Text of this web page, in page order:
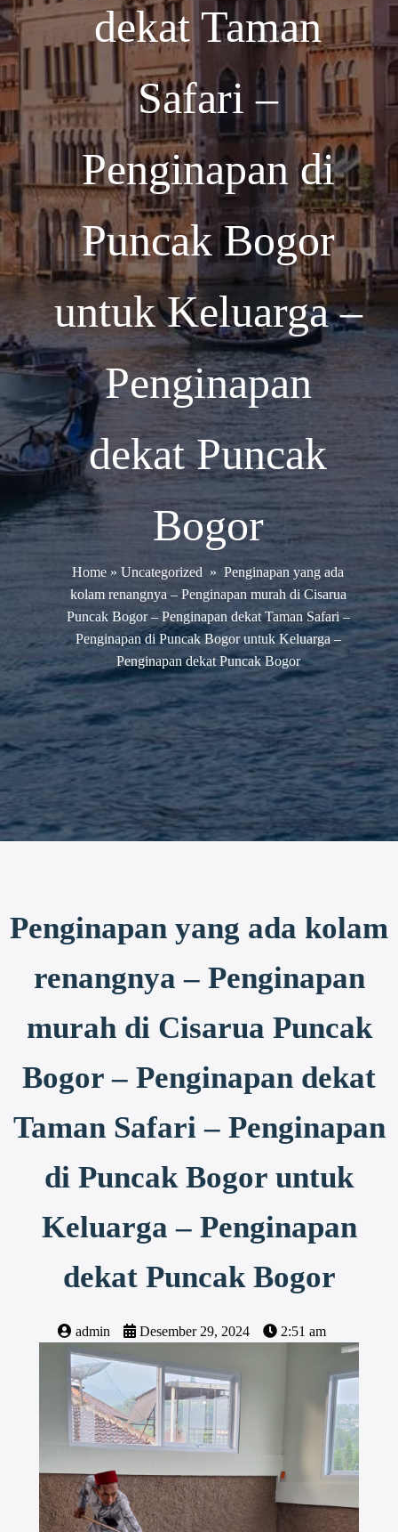
dekat Taman
Safari –
Penginapan di
Puncak Bogor
untuk Keluarga –
Penginapan
dekat Puncak
Bogor
Home » Uncategorized » Penginapan yang ada
kolam renangnya – Penginapan murah di Cisarua
Puncak Bogor – Penginapan dekat Taman Safari –
Penginapan di Puncak Bogor untuk Keluarga –
Penginapan dekat Puncak Bogor
Penginapan yang ada kolam
renangnya – Penginapan
murah di Cisarua Puncak
Bogor – Penginapan dekat
Taman Safari – Penginapan
di Puncak Bogor untuk
Keluarga – Penginapan
dekat Puncak Bogor
admin Desember 29, 2024 2:51 am